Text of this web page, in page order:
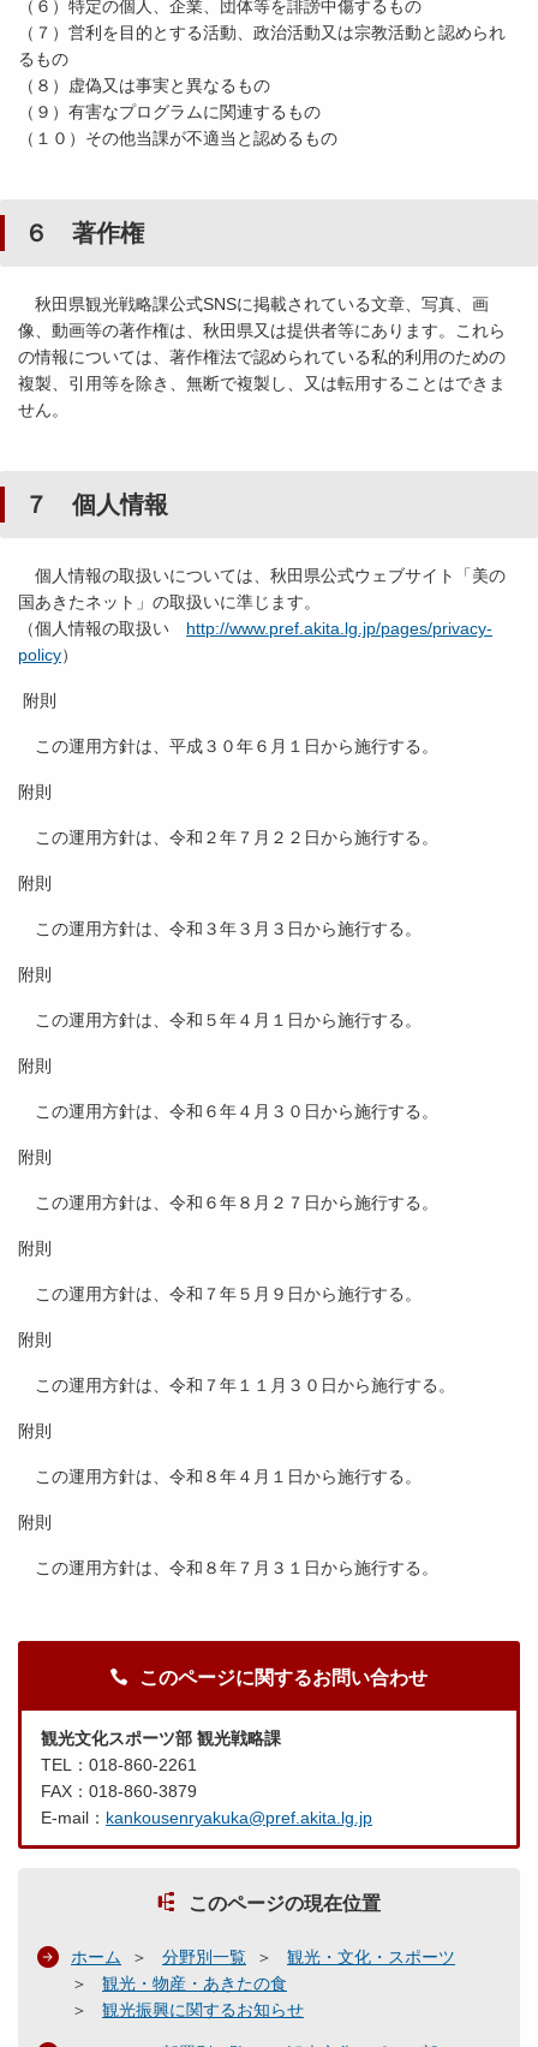
（６）特定の個人、企業、団体等を誹謗中傷するもの
（７）営利を目的とする活動、政治活動又は宗教活動と認められ
るもの
（８）虚偽又は事実と異なるもの
（９）有害なプログラムに関連するもの
（１０）その他当課が不適当と認めるもの
６ 著作権
秋田県観光戦略課公式SNSに掲載されている文章、写真、画
像、動画等の著作権は、秋田県又は提供者等にあります。これら
の情報については、著作権法で認められている私的利用のための
複製、引用等を除き、無断で複製し、又は転用することはできま
せん。
７ 個人情報
個人情報の取扱いについては、秋田県公式ウェブサイト「美の
国あきたネット」の取扱いに準じます。
（個人情報の取扱い http://www.pref.akita.lg.jp/pages/privacy-
policy）
附則
この運用方針は、平成３０年６月１日から施行する。
附則
この運用方針は、令和２年７月２２日から施行する。
附則
この運用方針は、令和３年３月３日から施行する。
附則
この運用方針は、令和５年４月１日から施行する。
附則
この運用方針は、令和６年４月３０日から施行する。
附則
この運用方針は、令和６年８月２７日から施行する。
附則
この運用方針は、令和７年５月９日から施行する。
附則
この運用方針は、令和７年１１月３０日から施行する。
附則
この運用方針は、令和８年４月１日から施行する。
附則
この運用方針は、令和８年７月３１日から施行する。
このページに関するお問い合わせ
観光文化スポーツ部 観光戦略課
TEL：018-860-2261
FAX：018-860-3879
E-mail： kankousenryakuka@pref.akita.lg.jp
このページの現在位置
ホーム 分野別一覧
観光・文化・スポーツ
観光・物産・あきたの食
観光振興に関するお知らせ